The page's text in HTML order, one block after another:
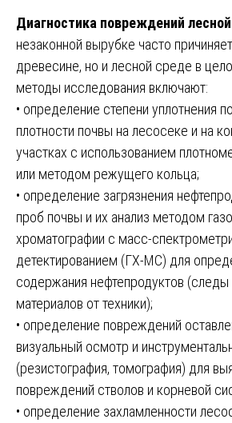
Диагностика повреждений
незаконной вырубке часто
древесине, но и лесной среде в
методы исследования включают:
• определение степени уплотнения
плотности почвы на лесосеке и на
участках с использованием
или методом режущего кольца;
• определение загрязнения
проб почвы и их анализ методом
хроматографии с масс-
детектированием (ГХ-МС) для
содержания нефтепродуктов
материалов от техники);
• определение повреждений
визуальный осмотр и
(резистография, томография) для
повреждений стволов и корневой
• определение захламленности